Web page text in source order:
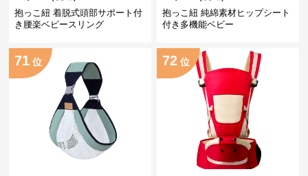
抱っこ紐 着脱式頭部サポート付
き腰楽ベビースリング
抱っこ紐 純綿素材ヒップシート
付き多機能ベビー
71 位 72 位